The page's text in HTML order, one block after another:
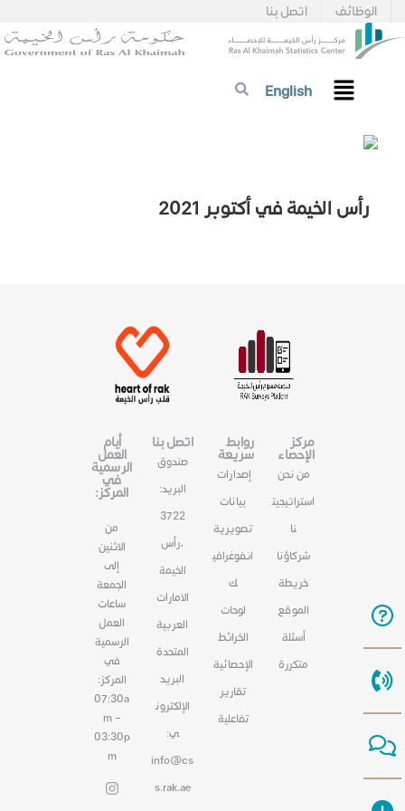
اتصل بنا الوظائف
English
رأس الخيمة في أكتوبر 2021
مركز
الإحصاء
من نحن
استراتيجيت
نا
شركاؤنا
خريطة
الموقع
أسئلة
متكررة
روابط
سريعة
إصدارات
بيانات
تصويرية
انفوغرافي
ك
لوحات
الخرائط
الإحصائية
تقارير
تفاعلية
اتصل بنا
صندوق
البريد:
3722
،رأس
الخيمة
الامارات
العربية
المتحدة
البريد
الإلكترون
ي:
info@cs
s.rak.ae
أيام
العمل
الرسمية
في
المركز:
من
الاثنين
إلى
الجمعة
ساعات
العمل
الرسمية
في
المركز:
07:30a
m –
03:30p
m